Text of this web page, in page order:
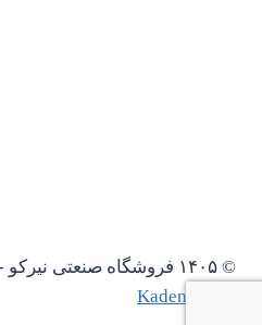
© ۱۴۰۵ فروشگاه صنعتی نیرکو - قالب وردپرس توسط
Kadence WP